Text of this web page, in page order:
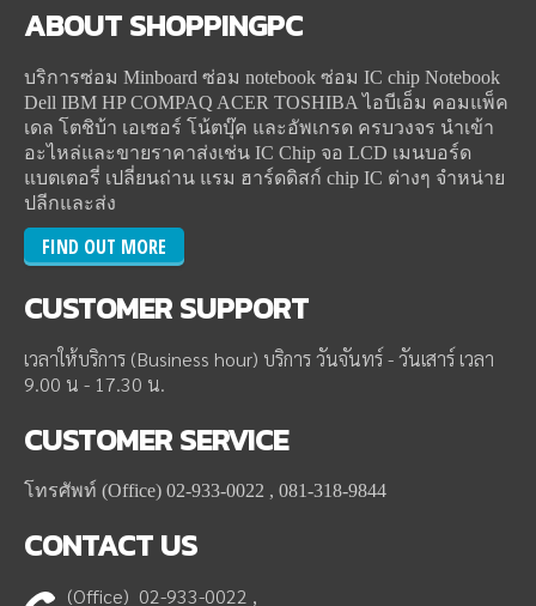
ABOUTSHOPPINGPC
บริการซ่อม Minboard ซ่อม notebook ซ่อม IC chip Notebook
Dell IBM HP COMPAQ ACER TOSHIBA ไอบีเอ็ม คอมแพ็ค
เดล โตชิบ้า เอเซอร์ โน้ตบุ๊ค และอัพเกรด ครบวงจร นำเข้า
อะไหล่และขายราคาส่งเช่น IC Chip จอ LCD เมนบอร์ด
แบตเตอรี่ เปลี่ยนถ่าน แรม ฮาร์ดดิสก์ chip IC ต่างๆ จำหน่าย
ปลีกและส่ง
FIND OUT MORE
CUSTOMERSUPPORT
เวลาให้บริการ (Business hour) บริการ วันจันทร์ - วันเสาร์ เวลา
9.00 น - 17.30 น.
CUSTOMERSERVICE
โทรศัพท์ (Office) 02-933-0022 , 081-318-9844
CONTACTUS
(Office) 02-933-0022 ,